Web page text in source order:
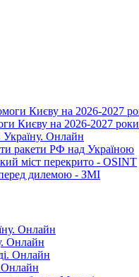
Києву на 2026-2027 роки
Україну. Онлайн
ракети РФ над Україною
міст перекрито - OSINT
дилемою - ЗМІ
Онлайн
Онлайн